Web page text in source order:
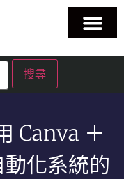
Canva ＋
化系統的